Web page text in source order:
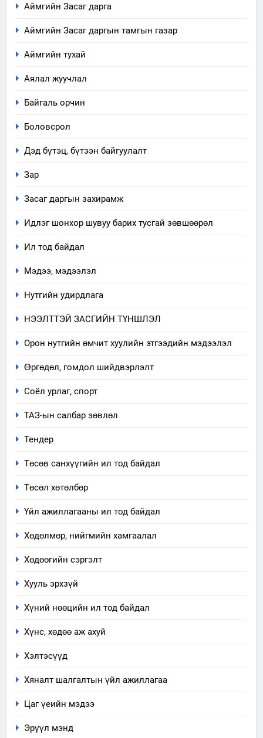
Аймгийн Засаг дарга
Аймгийн Засаг даргын тамгын газар
Аймгийн тухай
Аялал жуучлал
Байгаль орчин
Боловсрол
Дэд бүтэц, бүтээн байгуулалт
Зар
Засаг даргын захирамж
Идлэг шонхор шувуу барих тусгай зөвшөөрөл
Ил тод байдал
Мэдээ, мэдээлэл
Нутгийн удирдлага
НЭЭЛТТЭЙ ЗАСГИЙН ТҮНШЛЭЛ
Орон нутгийн өмчит хуулийн этгээдийн мэдээлэл
Өргөдөл, гомдол шийдвэрлэлт
Соёл урлаг, спорт
ТАЗ-ын салбар зөвлөл
Тендер
Төсөв санхүүгийн ил тод байдал
Төсөл хөтөлбөр
Үйл ажиллагааны ил тод байдал
Хөдөлмөр, нийгмийн хамгаалал
Хөдөөгийн сэргэлт
Хууль эрхзүй
Хүний нөөцийн ил тод байдал
Хүнс, хөдөө аж ахуй
Хэлтэсүүд
Хяналт шалгалтын үйл ажиллагаа
Цаг үеийн мэдээ
Эрүүл мэнд
5
салбар зөвлөл” аяны хүрээнд
6
ИЛ ТОД БАЙДАЛ
Үйл ажиллагаандаа мөрдөж
Мэдээлэл хариуцагчийн
ашиглаж байгаа техник,